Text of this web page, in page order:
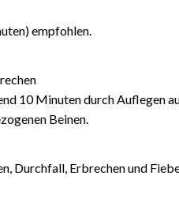
empfohlen.
10 Minuten durch Auflegen
Beinen.
Durchfall, Erbrechen und